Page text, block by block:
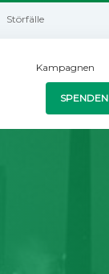
Störfälle
Kampagnen
SPENDEN